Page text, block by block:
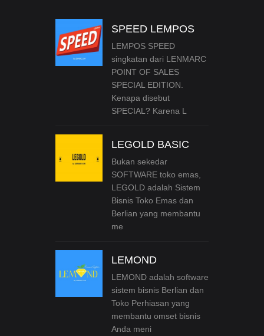
SPEED LEMPOS
LEMPOS SPEED
singkatan dari LENMARC
POINT OF SALES
SPECIAL EDITION.
Kenapa disebut
SPECIAL? Karena L
LEGOLD BASIC
Bukan sekedar
SOFTWARE toko emas,
LEGOLD adalah Sistem
Bisnis Toko Emas dan
Berlian yang membantu
me
LEMOND
LEMOND adalah software
sistem bisnis Berlian dan
Toko Perhiasan yang
membantu omset bisnis
Anda meni